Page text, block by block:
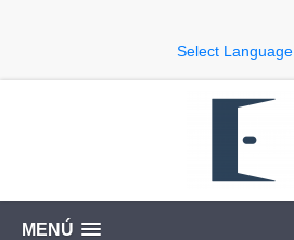
Select Language
MENÚ